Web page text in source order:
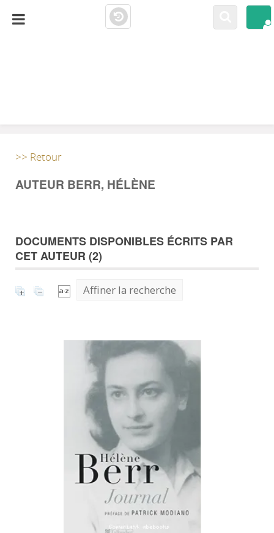
>> Retour
AUTEUR BERR, HÉLÈNE
DOCUMENTS DISPONIBLES ÉCRITS PAR
CET AUTEUR (2)
Affiner la recherche